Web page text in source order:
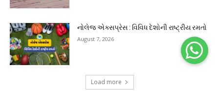
નોલેજ એક્સપ્રેસ : વિવિધ દેશોની રાષ્ટ્રીય રમતો
August 7, 2026
Load more